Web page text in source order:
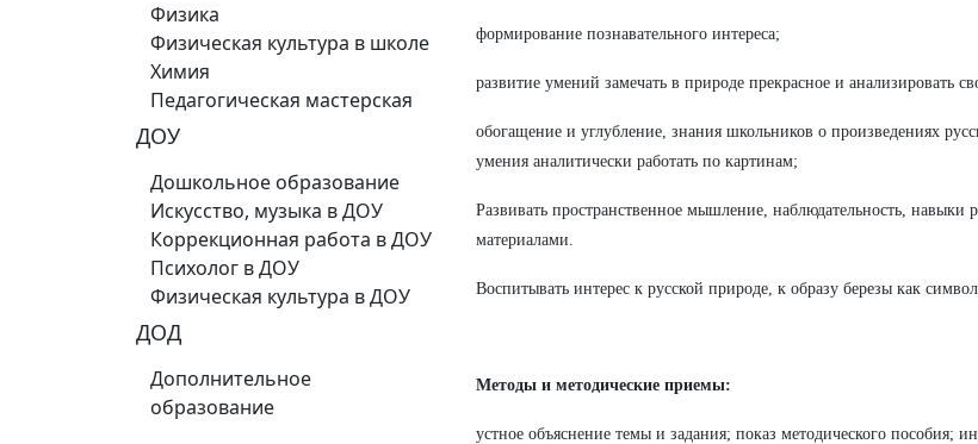
Физика
Физическая культура в школе
Химия
Педагогическая мастерская
ДОУ
Дошкольное образование
Искусство, музыка в ДОУ
Коррекционная работа в ДОУ
Психолог в ДОУ
Физическая культура в ДОУ
ДОД
Дополнительное
образование
формирование познавательного интереса;
развитие умений замечать в природе прекрасное и анализировать
обогащение и углубление, знания школьников о произведениях
умения аналитически работать по картинам;
Развивать пространственное мышление, наблюдательность, навыки
материалами.
Воспитывать интерес к русской природе, к образу березы как
Методы и методические приемы:
устное объяснение темы и задания; показ методического пособия;